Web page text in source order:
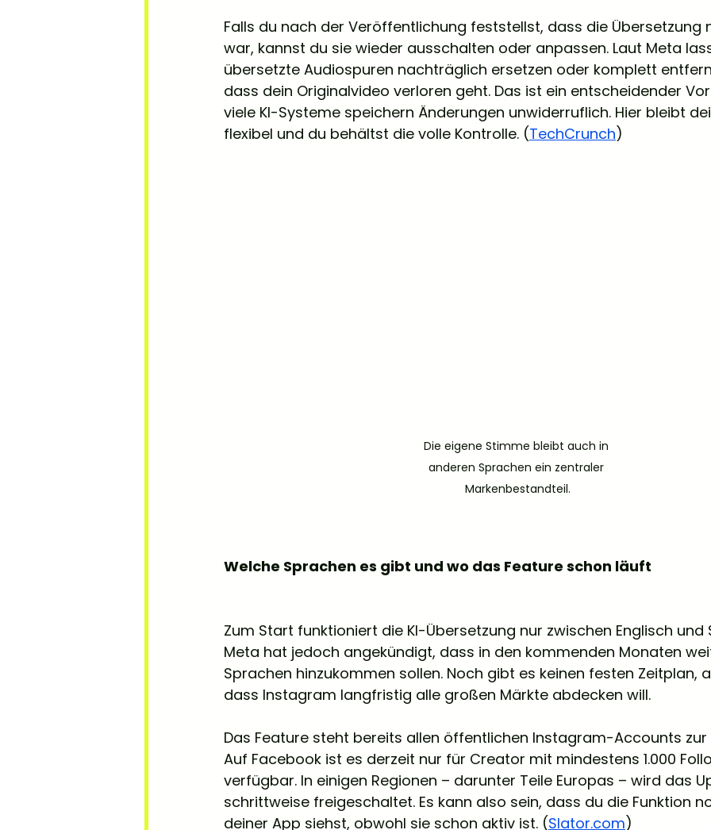
Falls du nach der Veröffentlichung feststellst, dass die Übersetzung
war, kannst du sie wieder ausschalten oder anpassen. Laut Meta
übersetzte Audiospuren nachträglich ersetzen oder komplett
dass dein Originalvideo verloren geht. Das ist ein entscheidender
viele KI-Systeme speichern Änderungen unwiderruflich. Hier bleibt
flexibel und du behältst die volle Kontrolle. (TechCrunch)
Die eigene Stimme bleibt auch in
anderen Sprachen ein zentraler
Markenbestandteil.
Welche Sprachen es gibt und wo das Feature schon läuft
Zum Start funktioniert die KI-Übersetzung nur zwischen Englisch und
Meta hat jedoch angekündigt, dass in den kommenden Monaten
Sprachen hinzukommen sollen. Noch gibt es keinen festen Zeitplan,
dass Instagram langfristig alle großen Märkte abdecken will.
Das Feature steht bereits allen öffentlichen Instagram-Accounts zur
Auf Facebook ist es derzeit nur für Creator mit mindestens 1.000
verfügbar. In einigen Regionen – darunter Teile Europas – wird das
schrittweise freigeschaltet. Es kann also sein, dass du die Funktion
deiner App siehst, obwohl sie schon aktiv ist. (Slator.com)